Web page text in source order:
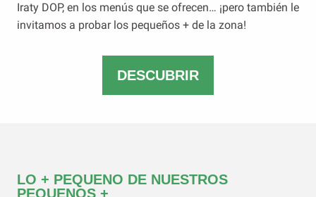
Iraty DOP, en los menús que se ofrecen… ¡pero también le
invitamos a probar los pequeños + de la zona!
DESCUBRIR
LO + PEQUENO DE NUESTROS
PEQUENOS +